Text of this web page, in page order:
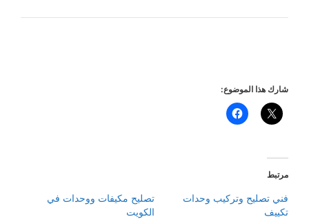
شارك هذا الموضوع:
مرتبط
فني تصليح وتركيب وحدات
تكييف
تصليح مكيفات ووحدات في
الكويت